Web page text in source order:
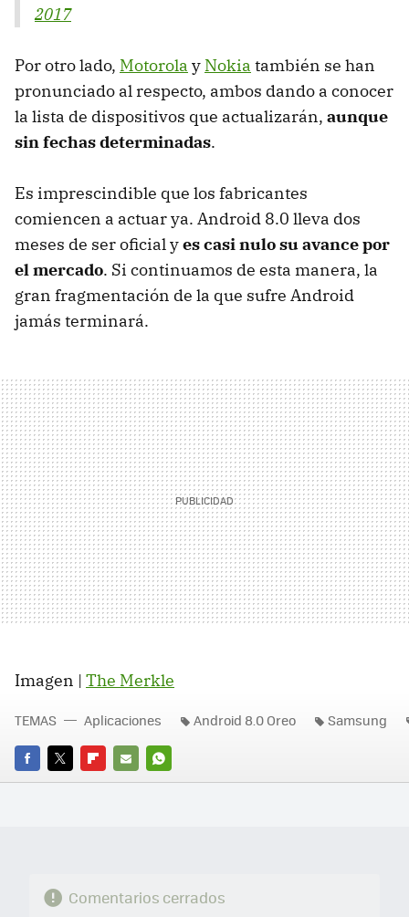
2017
Por otro lado, Motorola y Nokia también se han
pronunciado al respecto, ambos dando a conocer
la lista de dispositivos que actualizarán, aunque
sin fechas determinadas.
Es imprescindible que los fabricantes
comiencen a actuar ya. Android 8.0 lleva dos
meses de ser oficial yes casi nulo su avance por
el mercado. Si continuamos de esta manera, la
gran fragmentación de la que sufre Android
jamás terminará.
Imagen | The Merkle
FACEBOOK
TWITTERFLIPBOARD
E-
WHATSAPP
TEMAS Aplicaciones Android 8.0 Oreo Samsung
Comentarios cerrados